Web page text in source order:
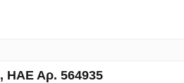
ΗΑΕ Αρ. 564935